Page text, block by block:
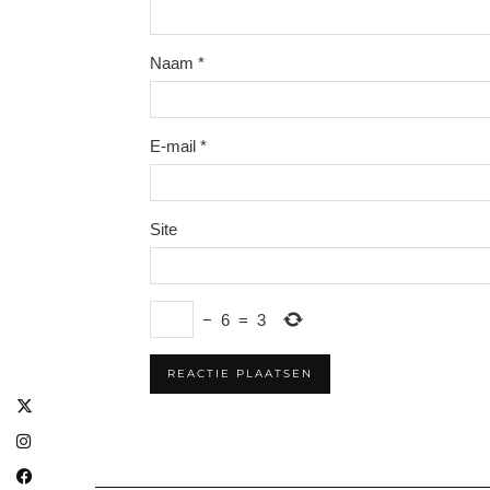
Naam *
E-mail *
Site
− 6 = 3